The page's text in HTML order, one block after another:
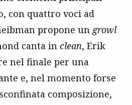
con quattro voci ad
propone un growl
canta in clean, Erik
nel finale per una
e, nel momento forse
composizione,